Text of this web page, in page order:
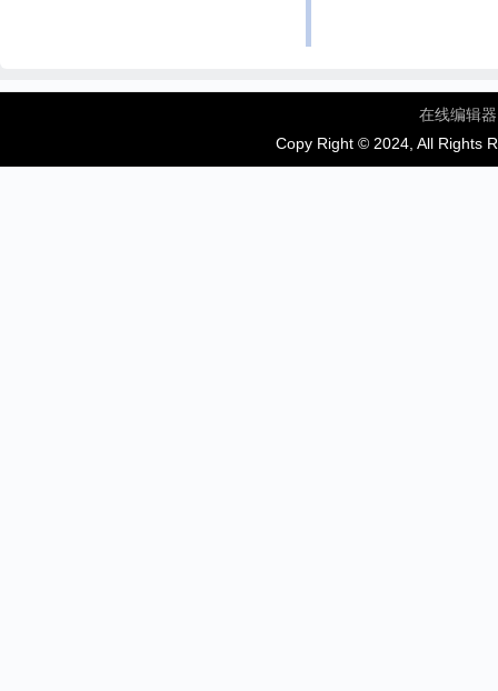
在线编辑器
Copy Right © 2024, All Rights